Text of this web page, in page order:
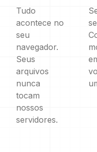
Tudo
acontece no
seu
navegador.
Seus
arquivos
nunca
tocam
nossos
servidores.